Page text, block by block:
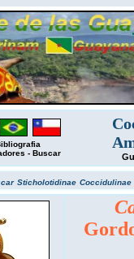
- Buscar
Sticholotidinae Coccidulinae